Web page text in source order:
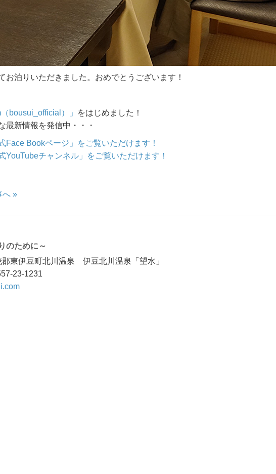
お泊りいただきました。おめでとうございます！
bousui_official）」
をはじめました！
最新情報を発信中・・・
Face Bookページ」をご覧いただけます！
YouTubeチャンネル」をご覧いただけます！
へ »
のために～
東伊豆町北川温泉 伊豆北川温泉「望水」
23-1231